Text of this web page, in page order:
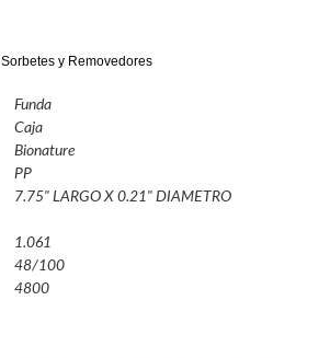
Sorbetes y Removedores
Funda
Caja
Bionature
PP
7.75" LARGO X 0.21" DIAMETRO
1.061
48/100
4800